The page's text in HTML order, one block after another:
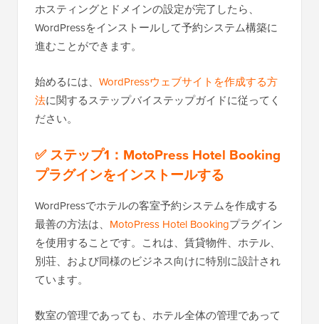
ホスティングとドメインの設定が完了したら、
WordPressをインストールして予約システム構築に
進むことができます。
始めるには、 WordPressウェブサイトを作成する方
法に関するステップバイステップガイドに従ってく
ださい。
✅ ステップ1：MotoPress Hotel Booking
プラグインをインストールする
WordPressでホテルの客室予約システムを作成する
最善の方法は、 MotoPress Hotel Bookingプラグイン
を使用することです。これは、賃貸物件、ホテル、
別荘、および同様のビジネス向けに特別に設計され
ています。
数室の管理であっても、ホテル全体の管理であって